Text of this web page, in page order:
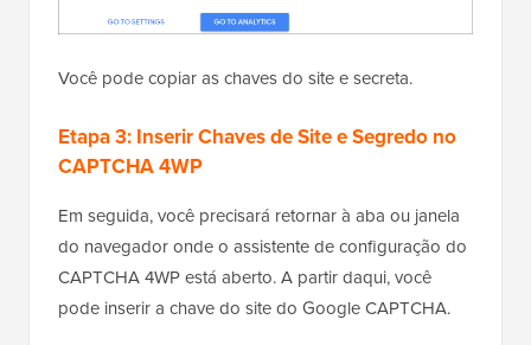
Você pode copiar as chaves do site e secreta.
Etapa 3: Inserir Chaves de Site e Segredo no
CAPTCHA 4WP
Em seguida, você precisará retornar à aba ou janela
do navegador onde o assistente de configuração do
CAPTCHA 4WP está aberto. A partir daqui, você
pode inserir a chave do site do Google CAPTCHA.